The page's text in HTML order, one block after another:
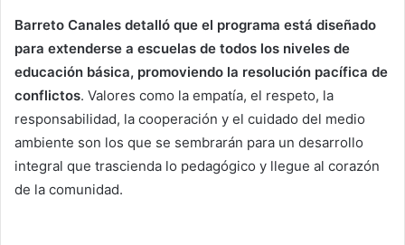
Barreto Canales detalló que el programa está diseñado
para extenderse a escuelas de todos los niveles de
educación básica, promoviendo la resolución pacífica de
conflictos. Valores como la empatía, el respeto, la
responsabilidad, la cooperación y el cuidado del medio
ambiente son los que se sembrarán para un desarrollo
integral que trascienda lo pedagógico y llegue al corazón
de la comunidad.